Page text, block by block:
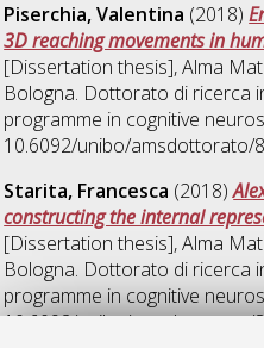
Piserchia, Valentina (2018)
3D reaching movements in
[Dissertation thesis], Alma
Bologna. Dottorato di ricerca
programme in cognitive
10.6092/unibo/amsdottorato/
Starita, Francesca (2018)
constructing the internal
[Dissertation thesis], Alma
Bologna. Dottorato di ricerca
programme in cognitive
10.6092/unibo/amsdottorato/